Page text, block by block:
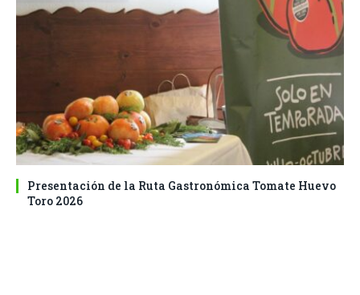
Presentación de la Ruta Gastronómica Tomate Huevo
Toro 2026